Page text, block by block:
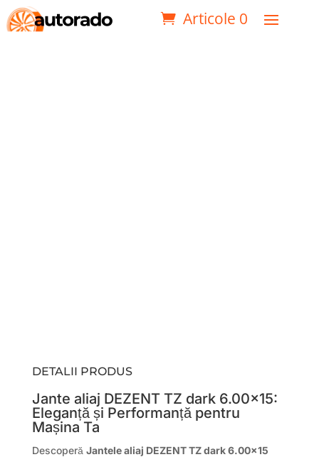
Articole 0
DETALII PRODUS
Jante aliaj DEZENT TZ dark 6.00×15:
Eleganță și Performanță pentru
Mașina Ta
Descoperă Jantele aliaj DEZENT TZ dark 6.00×15